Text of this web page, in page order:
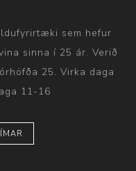
sem hefur
sinna í 25 ár. Verið
25. Virka daga
11-16